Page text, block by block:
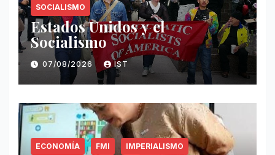
SOCIALISMO
Estados Unidos y el
Socialismo
07/08/2026 IST
ECONOMÍA FMI IMPERIALISMO